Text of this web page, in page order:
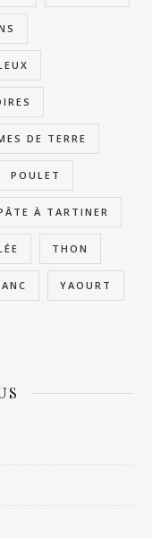
DE TERRE
POULET
À TARTINER
THON
YAOURT